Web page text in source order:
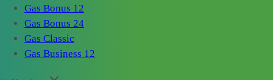
Gas Bonus 12
Gas Bonus 24
Gas Classic
Gas Business 12